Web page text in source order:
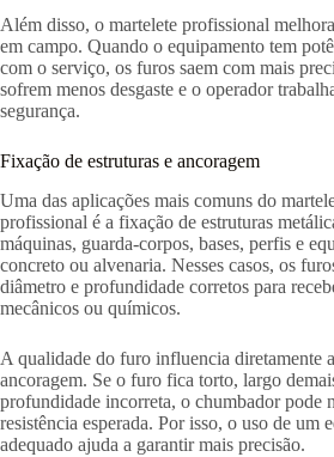
Além disso, o martelete profissional
em campo. Quando o equipamento tem
com o serviço, os furos saem com mais
sofrem menos desgaste e o operador
segurança.
Fixação de estruturas e ancoragem
Uma das aplicações mais comuns do
profissional é a fixação de estruturas
máquinas, guarda-corpos, bases, perfis e
concreto ou alvenaria. Nesses casos, os
diâmetro e profundidade corretos para
mecânicos ou químicos.
A qualidade do furo influencia diretamente
ancoragem. Se o furo fica torto, largo
profundidade incorreta, o chumbador pode
resistência esperada. Por isso, o uso de um
adequado ajuda a garantir mais precisão.